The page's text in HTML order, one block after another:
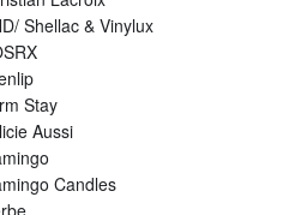
Shellac & Vinylux
Stay
Aussi
Candles